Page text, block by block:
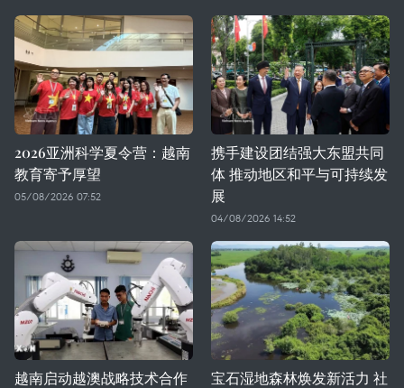
2026亚洲科学夏令营：越南
教育寄予厚望
05/08/2026 07:52
携手建设团结强大东盟共同
体 推动地区和平与可持续发
展
04/08/2026 14:52
越南启动越澳战略技术合作
宝石湿地森林焕发新活力 社